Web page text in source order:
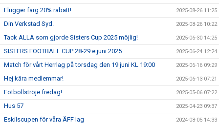
Flügger färg 20% rabatt! 2025-08-26 11:25
Din Verkstad Syd. 2025-08-26 10:22
Tack ALLA som gjorde Sisters Cup 2025 möjlig! 2025-06-30 14:25
SISTERS FOOTBALL CUP 28-29:e juni 2025 2025-06-24 12:24
Match för vårt Herrlag på torsdag den 19 juni KL 19:00 2025-06-16 09:29
Hej kära medlemmar! 2025-06-13 07:21
Fotbollströje fredag! 2025-05-06 07:22
Hus 57 2025-04-23 09:37
Eskilscupen för våra ÄFF lag 2024-08-05 14:33